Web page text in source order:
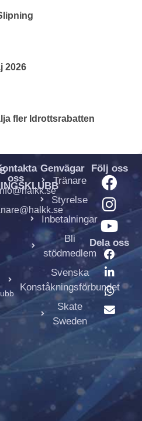
2026
fler Idrottsrabatten
oss
Genvägar
Tränare
Styrelse
Inbetalningar
Bli
stödmedlem
Svenska
Konståkningsförbundet
Skate
Sweden
Följ oss
Dela oss